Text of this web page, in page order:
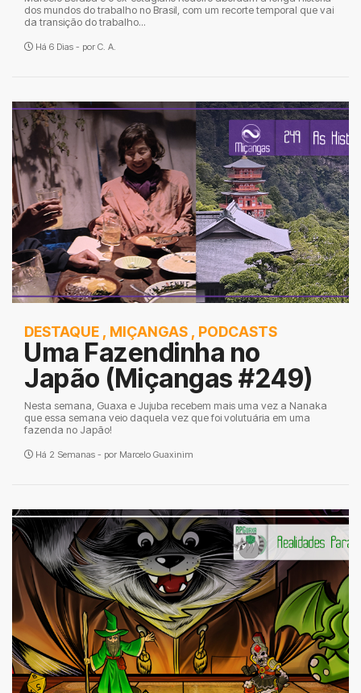
dos mundos do trabalho no Brasil, com um recorte temporal que vai
da transição do trabalho...
Há 6 Dias - por C. A.
DESTAQUE , MIÇANGAS , PODCASTS
Uma Fazendinha no
Japão (Miçangas #249)
Nesta semana, Guaxa e Jujuba recebem mais uma vez a Nanaka
que essa semana veio daquela vez que foi volutuária em uma
fazenda no Japão!
Há 2 Semanas - por Marcelo Guaxinim